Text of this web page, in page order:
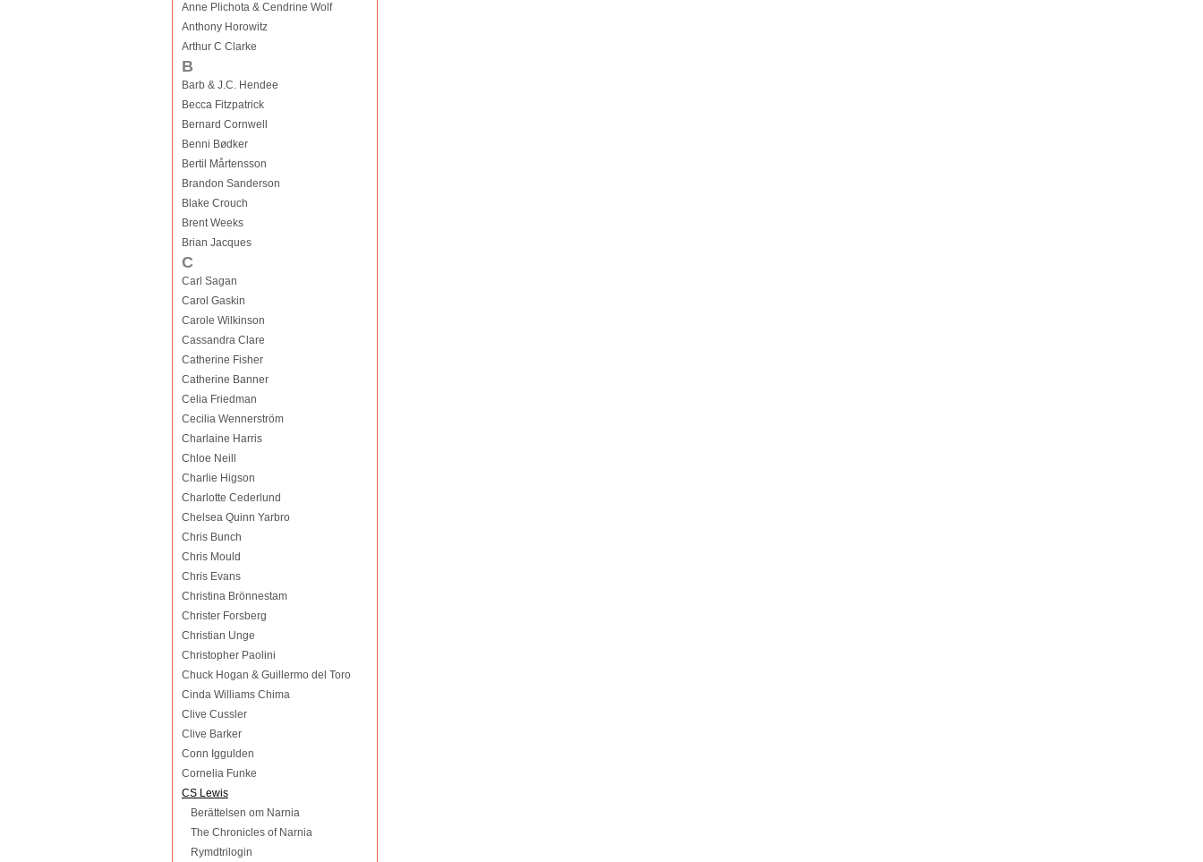
Anne Plichota & Cendrine Wolf
Anthony Horowitz
Arthur C Clarke
B
Barb & J.C. Hendee
Becca Fitzpatrick
Bernard Cornwell
Benni Bødker
Bertil Mårtensson
Brandon Sanderson
Blake Crouch
Brent Weeks
Brian Jacques
C
Carl Sagan
Carol Gaskin
Carole Wilkinson
Cassandra Clare
Catherine Fisher
Catherine Banner
Celia Friedman
Cecilia Wennerström
Charlaine Harris
Chloe Neill
Charlie Higson
Charlotte Cederlund
Chelsea Quinn Yarbro
Chris Bunch
Chris Mould
Chris Evans
Christina Brönnestam
Christer Forsberg
Christian Unge
Christopher Paolini
Chuck Hogan & Guillermo del Toro
Cinda Williams Chima
Clive Cussler
Clive Barker
Conn Iggulden
Cornelia Funke
CS Lewis
Berättelsen om Narnia
The Chronicles of Narnia
Rymdtrilogin